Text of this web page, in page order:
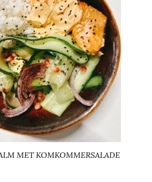
MET KOMKOMMERSALADE